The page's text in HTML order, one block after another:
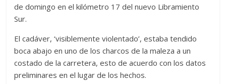
de domingo en el kilómetro 17 del nuevo Libramiento
Sur.
El cadáver, ‘visiblemente violentado’, estaba tendido
boca abajo en uno de los charcos de la maleza a un
costado de la carretera, esto de acuerdo con los datos
preliminares en el lugar de los hechos.